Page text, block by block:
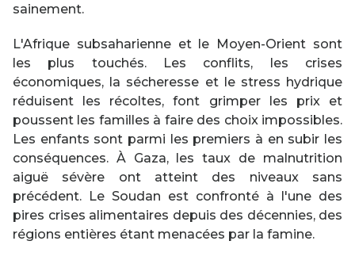
sainement.
L'Afrique subsaharienne et le Moyen-Orient sont
les plus touchés. Les conflits, les crises
économiques, la sécheresse et le stress hydrique
réduisent les récoltes, font grimper les prix et
poussent les familles à faire des choix impossibles.
Les enfants sont parmi les premiers à en subir les
conséquences. À Gaza, les taux de malnutrition
aiguë sévère ont atteint des niveaux sans
précédent. Le Soudan est confronté à l'une des
pires crises alimentaires depuis des décennies, des
régions entières étant menacées par la famine.